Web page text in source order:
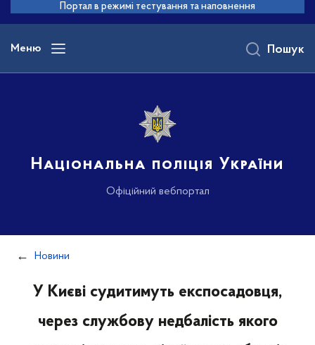
основного
вмісту
Портал в режимі тестування та наповнення
Меню
Національна поліція України
Офіційний вебпортал
Пошук
Новини
У Києві судитимуть експосадовця,
через службову недбалість якого